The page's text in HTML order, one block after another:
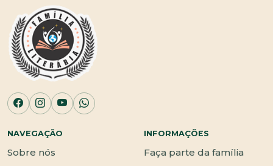
NAVEGAÇÃO
Sobre nós
INFORMAÇÕES
Faça parte da família